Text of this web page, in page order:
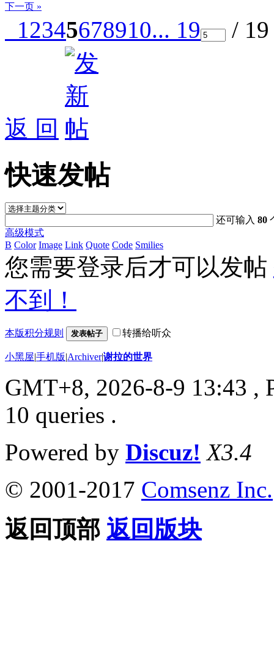
下一页 »
12345678910... 19 /
返 回
快速发帖
还可输入80
高级模式
B Color Image Link Quote Code Smilies
您需要登录后才可以发帖
不到！
本版积分规则 发表帖子 转播给听众
小黑屋|手机版|Archiver|谢拉的世界
GMT+8, 2026-8-9 13:43 ,
10 queries .
Powered by Discuz! X3.4
© 2001-2017 Comsenz Inc.
返回顶部 返回版块